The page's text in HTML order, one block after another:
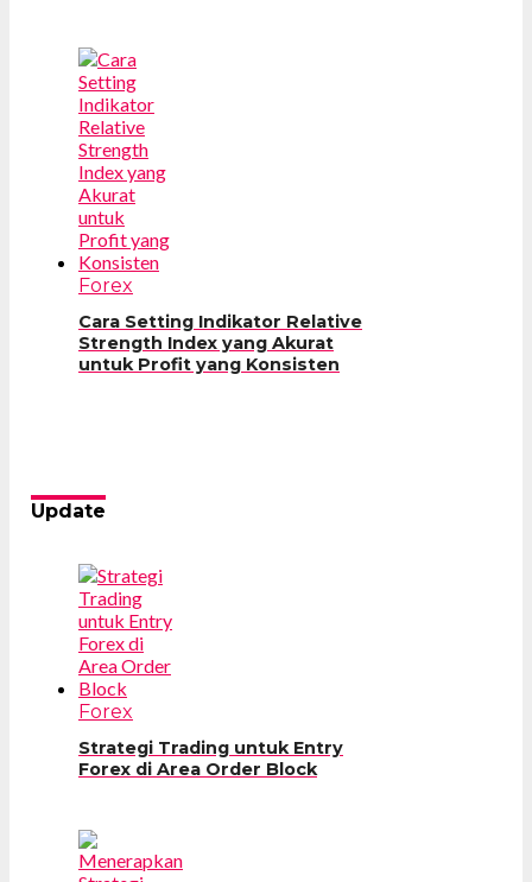
Forex
Cara Setting Indikator Relative
Strength Index yang Akurat
untuk Profit yang Konsisten
Update
Forex
Strategi Trading untuk Entry
Forex di Area Order Block